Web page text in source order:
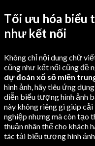
Tối ưu hóa biểu
như kết nối
Không chỉ nội dung chữ
cũng như kết nối cũng đề
dự đoán xổ số miền
hình ảnh, hãy tiêu ứng
diễn biểu tượng hình ảnh
này không riêng gì giúp
nghiệp nhưng mà còn tạo
thuận nhân thể cho khách
tác tải biểu tượng hình